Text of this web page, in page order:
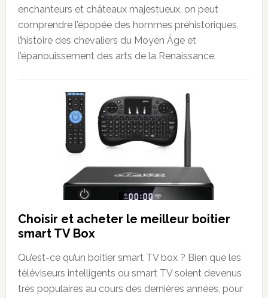
enchanteurs et châteaux majestueux, on peut
comprendre l’épopée des hommes préhistoriques,
l’histoire des chevaliers du Moyen Âge et
l’épanouissement des arts de la Renaissance.
Choisir et acheter le meilleur boitier
smart TV Box
Qu’est-ce qu’un boitier smart TV box ? Bien que les
téléviseurs intelligents ou smart TV soient devenus
très populaires au cours des dernières années, pour